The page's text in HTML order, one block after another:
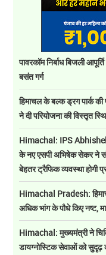
पावरकॉम निर्बाध बिजली
बसंत गर्ग
हिमाचल के बल्क ड्रग पार्क की
ने दी परियोजना की विस्तृत
Himachal: IPS
के नए एसपी अभिषेक सेकर ने
बेहतर ट्रैफिक व्यवस्था होगी
Himachal Pradesh:
अधिक भांग के पौधे किए नष्ट,
Himachal: मुख्यमंत्री ने
डायग्नोस्टिक सेवाओं को सुदृढ़